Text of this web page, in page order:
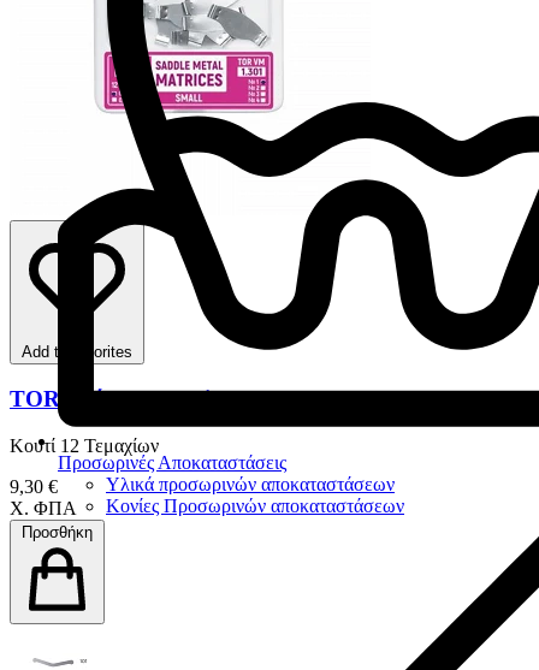
Προσωρινές Αποκαταστάσεις
Υλικά προσωρινών αποκαταστάσεων
Κονίες Προσωρινών αποκαταστάσεων
Add to favorites
TOR Ελάσματα Apis
Κουτί 12 Τεμαχίων
9,30 €
Χ. ΦΠΑ
Προσθήκη